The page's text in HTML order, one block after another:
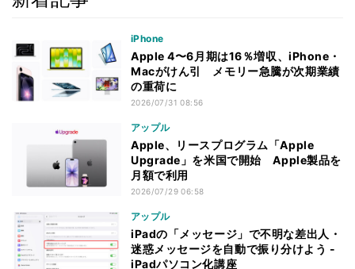
iPhone
Apple 4〜6月期は16％増収、iPhone・
Macがけん引 メモリー急騰が次期業績
の重荷に
2026/07/31 08:56
アップル
Apple、リースプログラム「Apple
Upgrade」を米国で開始 Apple製品を
月額で利用
2026/07/29 06:58
アップル
iPadの「メッセージ」で不明な差出人・
迷惑メッセージを自動で振り分けよう -
iPadパソコン化講座